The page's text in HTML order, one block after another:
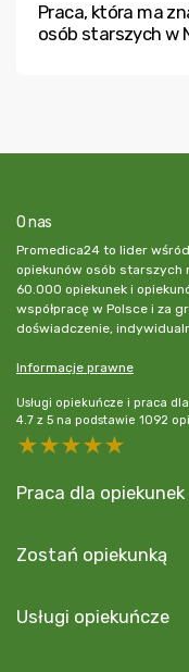
Praca, która ma
osób starszych w
O nas
Promedica24 to lider
opiekunów osób starszych
60.000 opiekunek i
współpracę w Polsce i za
doświadczenie,
Informacje prawne
Usługi opiekuńcze i praca
4.7 z 5 na podstawie 1092
5 stars
4 stars
3 stars
2 stars
Praca dla opiekunek
Zostań opiekunką
Usługi opiekuńcze